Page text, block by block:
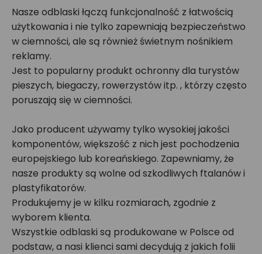
Nasze odblaski łączą funkcjonalność z łatwością
użytkowania i nie tylko zapewniają bezpieczeństwo
w ciemności, ale są również świetnym nośnikiem
reklamy.
Jest to popularny produkt ochronny dla turystów
pieszych, biegaczy, rowerzystów itp. , którzy często
poruszają się w ciemności.
Jako producent używamy tylko wysokiej jakości
komponentów, większość z nich jest pochodzenia
europejskiego lub koreańskiego. Zapewniamy, że
nasze produkty są wolne od szkodliwych ftalanów i
plastyfikatorów.
Produkujemy je w kilku rozmiarach, zgodnie z
wyborem klienta.
Wszystkie odblaski są produkowane w Polsce od
podstaw, a nasi klienci sami decydują z jakich folii